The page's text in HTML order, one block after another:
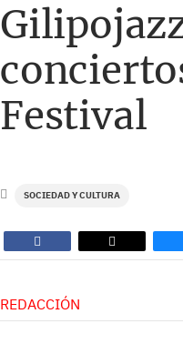
Festival
SOCIEDAD Y CULTURA
REDACCIÓN